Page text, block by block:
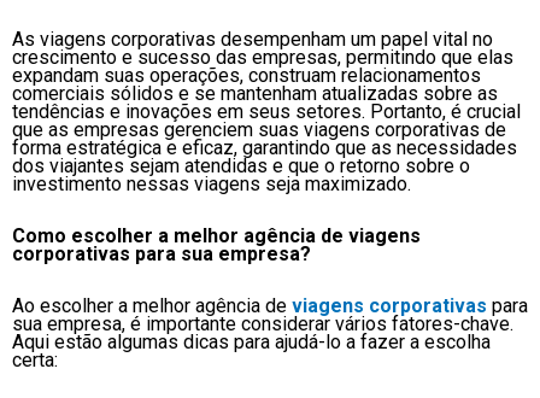
As viagens corporativas desempenham um papel vital no
crescimento e sucesso das empresas, permitindo que elas
expandam suas operações, construam relacionamentos
comerciais sólidos e se mantenham atualizadas sobre as
tendências e inovações em seus setores. Portanto, é crucial
que as empresas gerenciem suas viagens corporativas de
forma estratégica e eficaz, garantindo que as necessidades
dos viajantes sejam atendidas e que o retorno sobre o
investimento nessas viagens seja maximizado.
Como escolher a melhor agência de viagens
corporativas para sua empresa?
Ao escolher a melhor agência de viagens corporativas para
sua empresa, é importante considerar vários fatores-chave.
Aqui estão algumas dicas para ajudá-lo a fazer a escolha
certa: